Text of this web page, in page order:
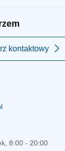
kontaktowy
8:00 - 20:00